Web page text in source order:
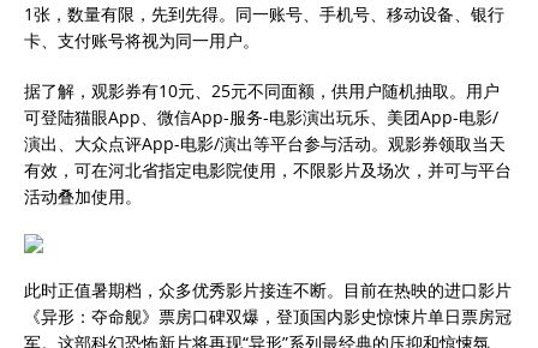
1张，数量有限，先到先得。同一账号、手机号、移动设备、银行
卡、支付账号将视为同一用户。
据了解，观影券有10元、25元不同面额，供用户随机抽取。用户
可登陆猫眼App、微信App-服务-电影演出玩乐、美团App-电影/
演出、大众点评App-电影/演出等平台参与活动。观影券领取当天
有效，可在河北省指定电影院使用，不限影片及场次，并可与平台
活动叠加使用。
此时正值暑期档，众多优秀影片接连不断。目前在热映的进口影片
《异形：夺命舰》票房口碑双爆，登顶国内影史惊悚片单日票房冠
军。这部科幻恐怖新片将再现“异形”系列最经典的压抑和惊悚氛